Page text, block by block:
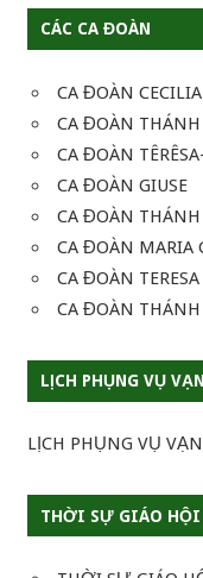
CÁC CA ĐOÀN
CA ĐOÀN CECILIA
CA ĐOÀN THÁNH
CA ĐOÀN
CA ĐOÀN GIUSE
CA ĐOÀN
CA ĐOÀN MARIA
CA ĐOÀN TERESA
CA ĐOÀN THÁNH
LỊCH PHỤNG VỤ
LỊCH PHỤNG VỤ
THỜI SỰ GIÁO HỘI